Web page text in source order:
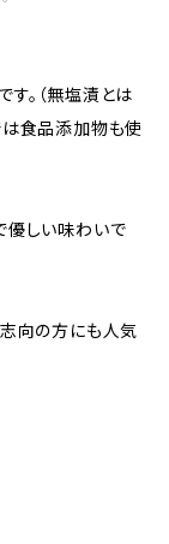
。（無塩漬とは
は食品添加物も使
優しい味わいで
向の方にも人気